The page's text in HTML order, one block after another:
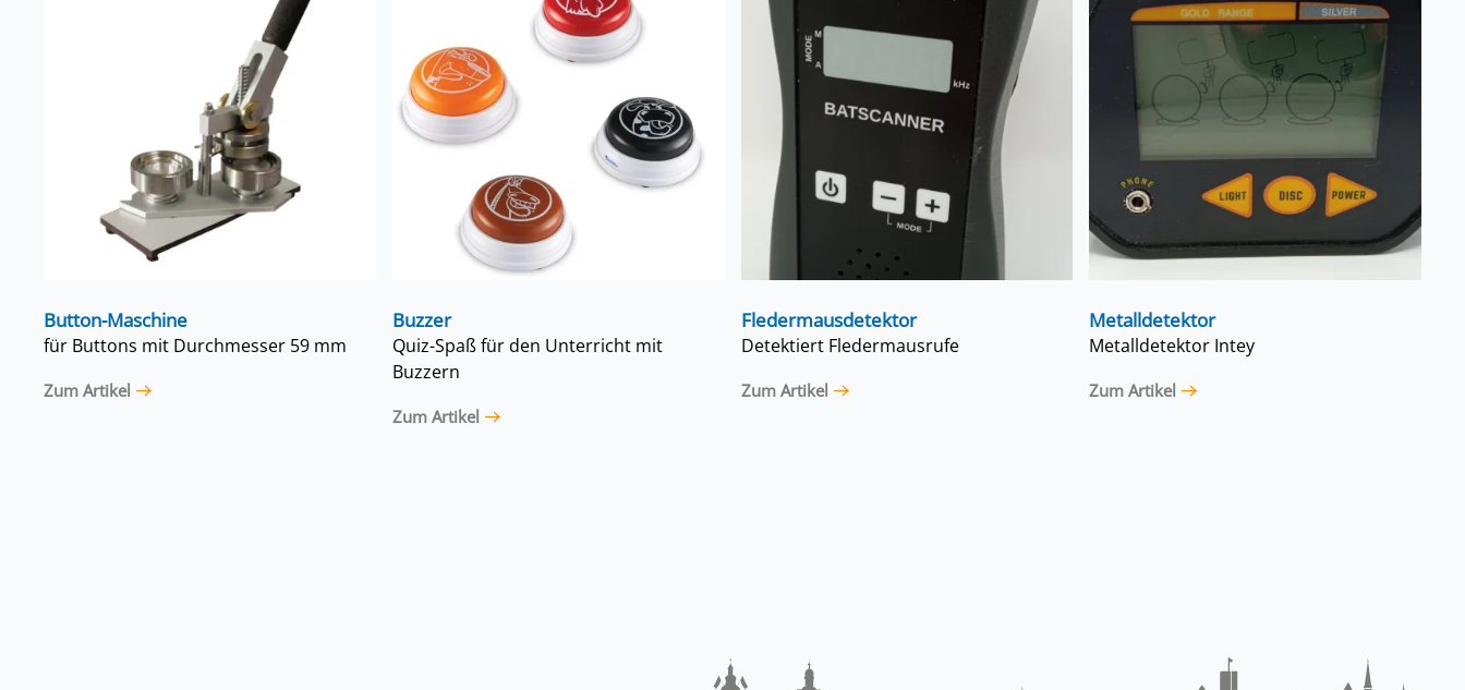
Button-Maschine
für Buttons mit Durchmesser 59 mm
Zum Artikel
Buzzer
Quiz-Spaß für den Unterricht mit
Buzzern
Zum Artikel
Fledermausdetektor
Detektiert Fledermausrufe
Zum Artikel
Metalldetektor
Metalldetektor Intey
Zum Artikel